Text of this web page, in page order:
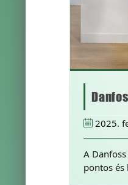
2025.
A
pontos és